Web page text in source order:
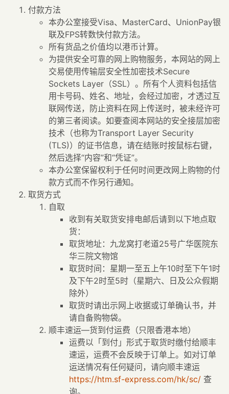
付款方法
本办公室接受Visa、MasterCard、UnionPay银
联及FPS转数快付款方法。
所有货品之价值均以港币计算。
为提供安全可靠的网上购物服务，本网站的网上
交易使用传输层安全性加密技术Secure
Sockets Layer（SSL）。所有个人资料包括信
用卡号码、姓名、地址，会经过加密，才透过互
联网传送，防止资料在网上传送时，被未经许可
的第三者阅读。如要查阅本网站的安全接层加密
技术（也称为Transport Layer Security
(TLS)）的证书信息，请在结账时按鼠标右键，
然后选择“内容”和“凭证”。
本办公室保留权利于任何时间更改网上购物的付
款方式而不作另行通知。
取货方式
自取
收到有关取货安排电邮后请到以下地点取
货：
取货地址：九龙窝打老道25号广华医院东
华三院文物馆
取货时间：星期一至五上午10时至下午1时
及下午2时至5时（星期六、日及公众假期
除外）
取货时请出示网上收据或订单确认书，并
请自备购物袋。
顺丰速运—货到付运费（只限香港本地）
运费以「到付」形式于取货时缴付给顺丰
速运，运费不会反映于订单上。如对订单
运送情况有任何疑问，请向顺丰速运
https://htm.sf-express.com/hk/sc/ 查
询。